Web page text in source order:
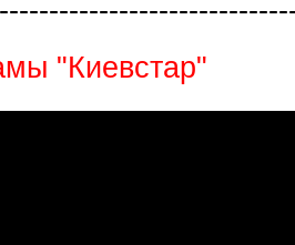
"Киевстар"